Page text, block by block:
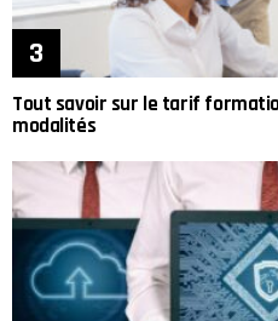
Tout savoir sur le tarif
modalités